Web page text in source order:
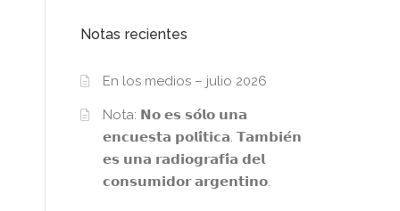
Notas recientes
En los medios – julio 2026
Nota: 𝗡𝗼 𝗲𝘀 𝘀𝗼́𝗹𝗼 𝘂𝗻𝗮
𝗲𝗻𝗰𝘂𝗲𝘀𝘁𝗮 𝗽𝗼𝗹𝗶́𝘁𝗶𝗰𝗮. 𝗧𝗮𝗺𝗯𝗶𝗲́𝗻
𝗲𝘀 𝘂𝗻𝗮 𝗿𝗮𝗱𝗶𝗼𝗴𝗿𝗮𝗳𝗶́𝗮 𝗱𝗲𝗹
𝗰𝗼𝗻𝘀𝘂𝗺𝗶𝗱𝗼𝗿 𝗮𝗿𝗴𝗲𝗻𝘁𝗶𝗻𝗼.